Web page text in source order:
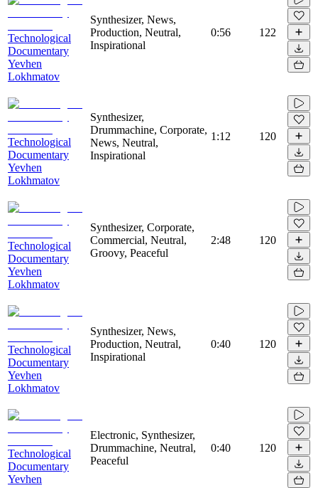
Technological
Documentary
Yevhen
Lokhmatov
Synthesizer, News,
Production, Neutral,
Inspirational
0:56 122
Technological
Documentary
Yevhen
Lokhmatov
Synthesizer,
Drummachine, Corporate,
News, Neutral,
Inspirational
1:12 120
Technological
Documentary
Yevhen
Lokhmatov
Synthesizer, Corporate,
Commercial, Neutral,
Groovy, Peaceful
2:48 120
Technological
Documentary
Yevhen
Lokhmatov
Synthesizer, News,
Production, Neutral,
Inspirational
0:40 120
Technological
Documentary
Yevhen
Electronic, Synthesizer,
Drummachine, Neutral,
Peaceful
0:40 120